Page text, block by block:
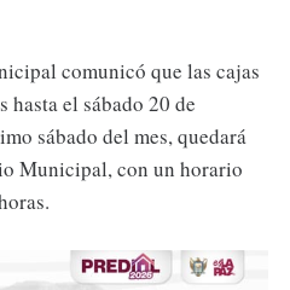
comunicó que las cajas
el sábado 20 de
sábado del mes, quedará
Municipal, con un horario